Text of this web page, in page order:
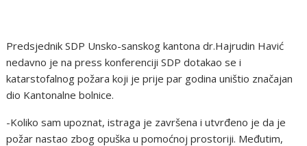
Predsjednik SDP Unsko-sanskog kantona dr.Hajrudin Havić
nedavno je na press konferenciji SDP dotakao se i
katarstofalnog požara koji je prije par godina uništio značajan
dio Kantonalne bolnice.
-Koliko sam upoznat, istraga je završena i utvrđeno je da je
požar nastao zbog opuška u pomoćnoj prostoriji. Međutim,